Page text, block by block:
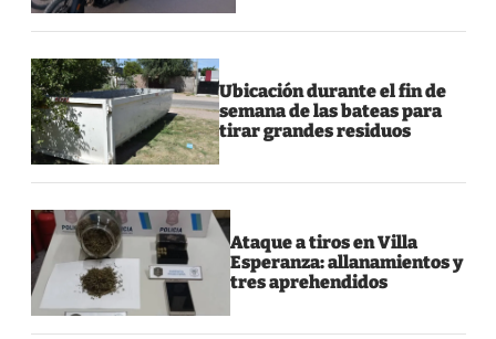
Ubicación durante el fin de
semana de las bateas para
tirar grandes residuos
Ataque a tiros en Villa
Esperanza: allanamientos y
tres aprehendidos